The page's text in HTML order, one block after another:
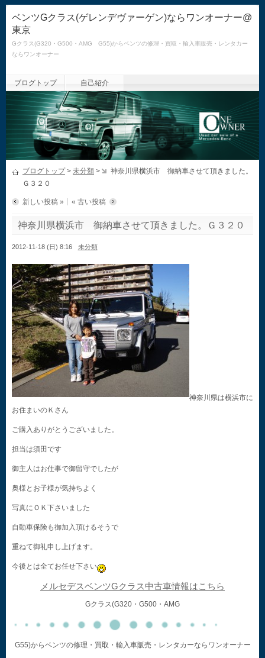
ベンツGクラス(ゲレンデヴァーゲン)ならワンオーナー@
東京
Gクラス(G320・G500・AMG G55)からベンツの修理・買取・輸入車販売・レンタカー
ならワンオーナー
ブログトップ 自己紹介
ブログトップ> 未分類 >
神奈川県横浜市 御納車させて頂きました。
Ｇ３２０
新しい投稿 » « 古い投稿
神奈川県横浜市 御納車させて頂きました。Ｇ３２０
2012-11-18 (日) 8:16 未分類
神奈川県は横浜市に
お住まいのＫさん
ご購入ありがとうございました。
担当は須田です
御主人はお仕事で御留守でしたが
奥様とお子様が気持ちよく
写真にＯＫ下さいました
自動車保険も御加入頂けるそうで
重ねて御礼申し上げます。
今後とは全てお任せ下さい
メルセデスベンツGクラス中古車情報はこちら
Gクラス(G320・G500・AMG
G55)からベンツの修理・買取・輸入車販売・レンタカーならワンオーナー